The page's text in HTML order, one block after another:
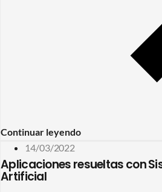
Continuar leyendo
14/03/2022
Aplicaciones resueltas con
Artificial